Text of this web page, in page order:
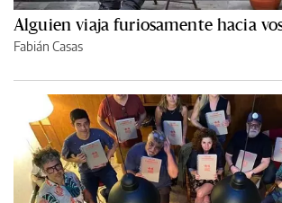
Alguien viaja furiosamente hacia
Fabián Casas